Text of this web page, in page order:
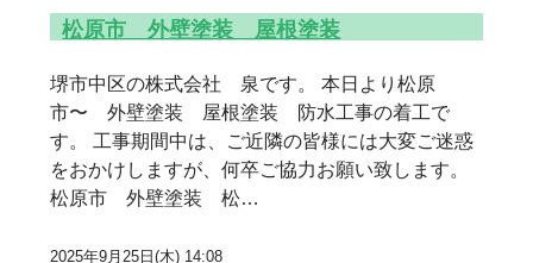
松原市 外壁塗装 屋根塗装
堺市中区の株式会社 泉です。 本日より松原
市〜 外壁塗装 屋根塗装 防水工事の着工で
す。 工事期間中は、ご近隣の皆様には大変ご迷惑
をおかけしますが、何卒ご協力お願い致します。
松原市 外壁塗装 松…
2025年9月25日(木) 14:08